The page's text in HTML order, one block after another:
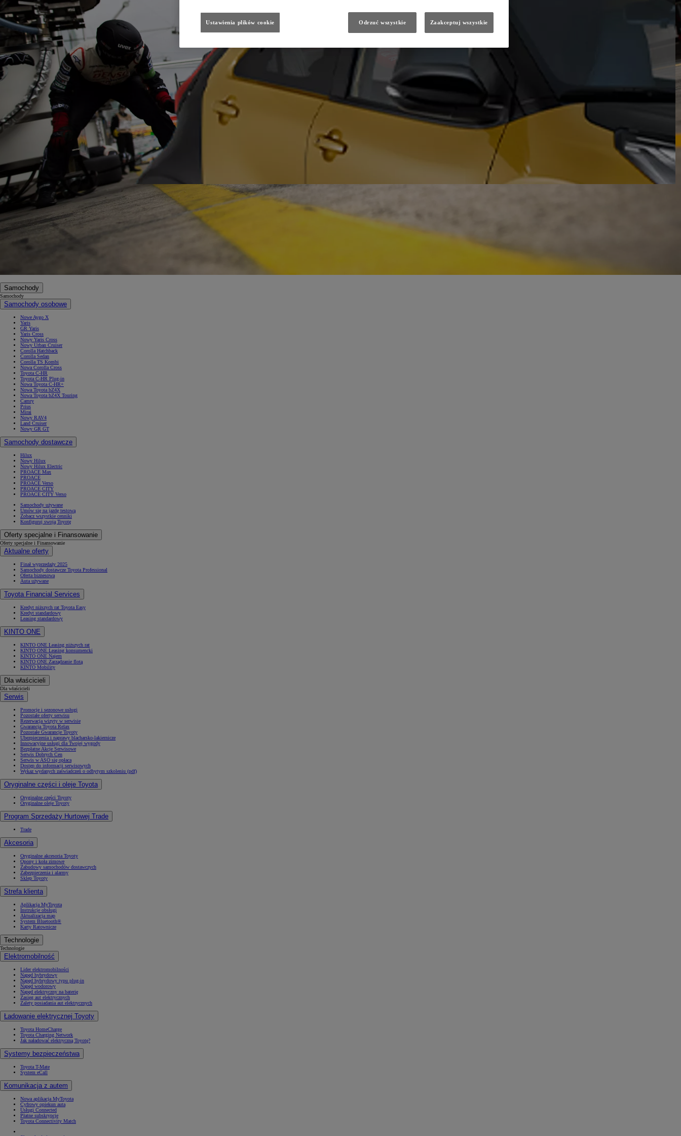
Od81 900 zł
Yaris Cross
HYBRID
Samochody
Samochody
Samochody osobowe
Nowe Aygo X
Yaris
GR Yaris
Yaris Cross
Nowy Yaris Cross
Nowy Urban Cruiser
Corolla Hatchback
Corolla Sedan
Corolla TS Kombi
Nowa Corolla Cross
Toyota C-HR
Toyota C-HR Plug-in
Nowa Toyota C-HR+
Nowa Toyota bZ4X
Nowa Toyota bZ4X Touring
Camry
Prius
Mirai
Nowy RAV4
Land Cruiser
Nowy GR GT
Samochody dostawcze
Hilux
Nowy Hilux
Nowy Hilux Electric
PROACE Max
PROACE
PROACE Verso
PROACE CITY
PROACE CITY Verso
Samochody używane
Umów się na jazdę testową
Zobacz wszystkie cenniki
Konfiguruj swoją Toyotę
Oferty specjalne i Finansowanie
Oferty specjalne i Finansowanie
Aktualne oferty
Finał wyprzedaży 2025
Samochody dostawcze Toyota Professional
Oferta biznesowa
Auta używane
Toyota Financial Services
Kredyt niższych rat Toyota Easy
Kredyt standardowy
Leasing standardowy
KINTO ONE
KINTO ONE Leasing niższych rat
KINTO ONE Leasing konsumencki
KINTO ONE Najem
KINTO ONE Zarządzanie flotą
KINTO Mobility
Dla właścicieli
Dla właścicieli
Serwis
Promocje i sezonowe usługi
Pozostałe oferty serwisu
Rezerwacja wizyty w serwisie
Gwarancja Toyota Relax
Pozostałe Gwarancje Toyoty
Ubezpieczenia i naprawy blacharsko-lakiernicze
Innowacyjne usługi dla Twojej wygody
Bezpłatne Akcje Serwisowe
Serwis Dobrych Cen
Serwis w ASO się opłaca
Dostęp do informacji serwisowych
Wykaz wydanych zaświadczeń o odbytym szkoleniu (pdf)
Oryginalne części i oleje Toyota
Oryginalne części Toyoty
Oryginalne oleje Toyoty
Program Sprzedaży Hurtowej Trade
Trade
Akcesoria
Oryginalne akcesoria Toyoty
Opony i koła zimowe
Zabudowy samochodów dostawczych
Zabezpieczenia i alarmy
Sklep Toyoty
Strefa klienta
Aplikacja MyToyota
Instrukcje obsługi
Aktualizacja map
System Bluetooth®
Karty Ratownicze
Technologie
Technologie
Elektromobilność
Lider elektromobilności
Napęd hybrydowy
Napęd hybrydowy typu plug-in
Napęd wodorowy
Napęd elektryczny na baterię
Zasięg aut elektrycznych
Zalety posiadania aut elektrycznych
Ładowanie elektrycznej Toyoty
Toyota HomeCharge
Toyota Charging Network
Jak naładować elektryczną Toyotę?
Systemy bezpieczeństwa
Toyota T-Mate
System eCall
Komunikacja z autem
Nowa aplikacja MyToyota
Cyfrowy opiekun auta
Usługi Connected
Płatne subskrypcje
Toyota Connectivity Match
Odrzuć wszystkie Zaakceptuj wszystkie
Ustawienia plików cookie